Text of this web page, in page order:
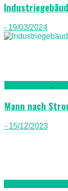
- 19/03/2024
,
Mann nach
- 15/12/2023